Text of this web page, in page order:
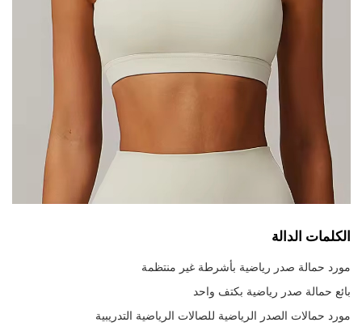
الكلمات الدالة
مورد حمالة صدر رياضية بأشرطة غير منتظمة
بائع حمالة صدر رياضية بكتف واحد
مورد حمالات الصدر الرياضية للصالات الرياضية التدريبية